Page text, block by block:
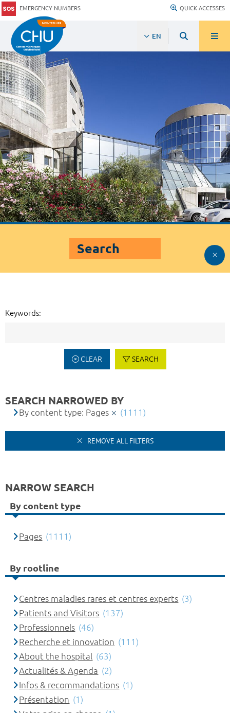
EMERGENCY NUMBERS QUICK ACCESSES
EN
Search
Keywords:
CLEAR SEARCH
SEARCH NARROWED BY
By content type: Pages (1111)
REMOVE ALL FILTERS
NARROW SEARCH
By content type
Pages (1111)
By rootline
Centres maladies rares et centres experts (3)
Patients and Visitors (137)
Professionnels (46)
Recherche et innovation (111)
About the hospital (63)
Actualités & Agenda (2)
Infos & recommandations (1)
Présentation (1)